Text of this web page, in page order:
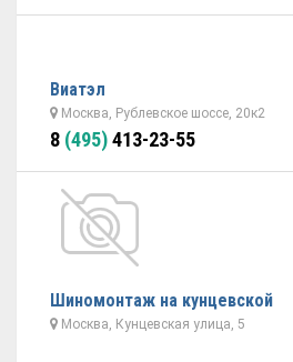
Виатэл
Москва, Рублевское шоссе, 20к2
8 (495)413-23-55
Шиномонтаж на кунцевской
Москва, Кунцевская улица, 5